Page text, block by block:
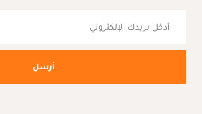
أرسل